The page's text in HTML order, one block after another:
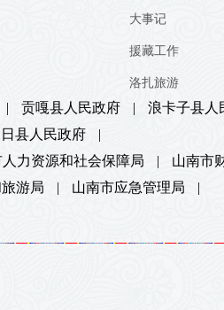
大事记
援藏工作
洛扎旅游
| 贡嘎县人民政府 |
浪卡子县人
县人民政府
|
力资源和社会保障局 |
山南市
游局 | 山南市应急管理局
|